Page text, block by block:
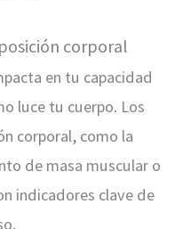
corporal
en tu capacidad
luce tu cuerpo. Los
corporal, como la
de masa muscular o
indicadores clave de